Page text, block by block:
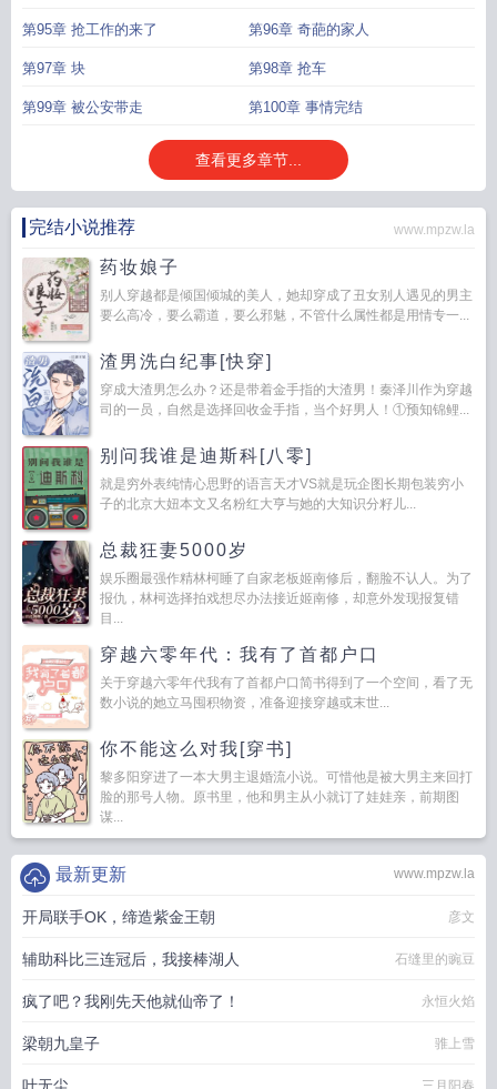
第95章 抢工作的来了 第96章 奇葩的家人
第97章 块 第98章 抢车
第99章 被公安带走 第100章 事情完结
查看更多章节...
完结小说推荐 www.mpzw.la
药妆娘子
别人穿越都是倾国倾城的美人，她却穿成了丑女别人遇见的男主
要么高冷，要么霸道，要么邪魅，不管什么属性都是用情专一...
渣男洗白纪事[快穿]
穿成大渣男怎么办？还是带着金手指的大渣男！秦泽川作为穿越
司的一员，自然是选择回收金手指，当个好男人！①预知锦鲤...
别问我谁是迪斯科[八零]
就是穷外表纯情心思野的语言天才VS就是玩企图长期包装穷小
子的北京大妞本文又名粉红大亨与她的大知识分籽儿...
总裁狂妻5000岁
娱乐圈最强作精林柯睡了自家老板姬南修后，翻脸不认人。为了
报仇，林柯选择拍戏想尽办法接近姬南修，却意外发现报复错
目...
穿越六零年代：我有了首都户口
关于穿越六零年代我有了首都户口简书得到了一个空间，看了无
数小说的她立马囤积物资，准备迎接穿越或末世...
你不能这么对我[穿书]
黎多阳穿进了一本大男主退婚流小说。可惜他是被大男主来回打
脸的那号人物。原书里，他和男主从小就订了娃娃亲，前期图
谋...
www.mpzw.la
最新更新
开局联手OK，缔造紫金王朝 彦文
辅助科比三连冠后，我接棒湖人 石缝里的豌豆
疯了吧？我刚先天他就仙帝了！ 永恒火焰
梁朝九皇子 骓上雪
三月阳春